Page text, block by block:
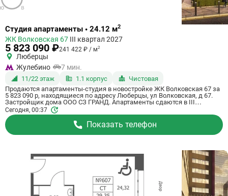
Ссылка
квартиру
Студия апартаменты • 24.12 м2
ЖК Волковская 67 III квартал 2027
5 823 090 ₽241 422 ₽ / м2
Люберцы
Жулебино
7 мин.
11/22 этаж 1.1 корпус
Чистовая
Продаются апартаменты-студия в новостройке ЖК Волковская 67 за
5 823 090 р, находящиеся по адресу Люберцы, ул Волковская, д 67.
Застройщик дома ООО СЗ ГРАНД. Апартаменты сдаются в III
квартале 2027 года с чистовой отделкой, в 20 минутах на машине от
станции метрополитена Некрасовка. Общая площадь апартаментов -
24.12 м². Этаж 11 из 21. ID апартаментов на СтройкиРУ 725070,
назовите его когда будете звонить.
Сегодня, 00:37
Показать телефон